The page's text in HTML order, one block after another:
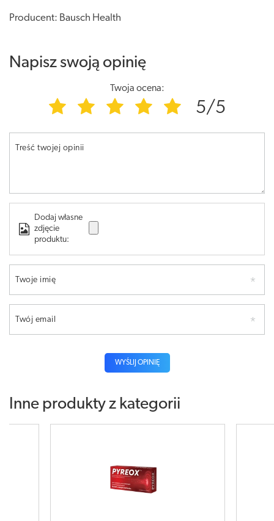
Producent: Bausch Health
Napisz swoją opinię
Twoja ocena:
5/5
Treść twojej opinii
Dodaj własne
zdjęcie
produktu:
Twoje imię
Twój email
WYŚLIJ OPINIĘ
Inne produkty z kategorii